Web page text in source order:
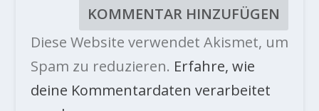
Diese Website verwendet Akismet, um
Spam zu reduzieren. Erfahre, wie
deine Kommentardaten verarbeitet